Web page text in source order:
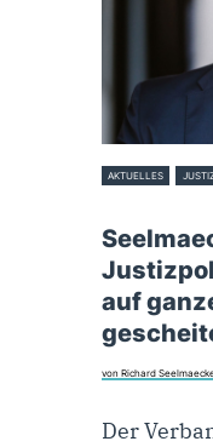
AKTUELLES
auf
von Richard
Der